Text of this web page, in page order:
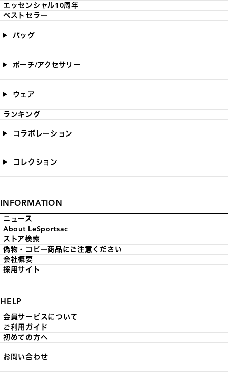
エッセンシャル10周年
ベストセラー
バッグ
ポーチ/アクセサリー
ウェア
ランキング
コラボレーション
コレクション
INFORMATION
ニュース
About LeSportsac
ストア検索
偽物・コピー商品にご注意ください
会社概要
採用サイト
HELP
会員サービスについて
ご利用ガイド
初めての方へ
お問い合わせ